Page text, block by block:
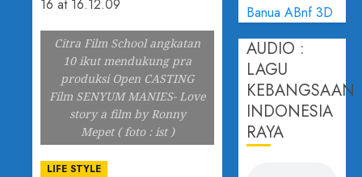
LIFE STYLE
Citra Film School angkatan
10 ikut mendukung pra
produksi Open CASTING
Film SENYUM MANIES- Love
story a film by Ronny
Mepet ( foto : ist )
AUDIO :
LAGU
KEBANGSAAN
INDONESIA
RAYA